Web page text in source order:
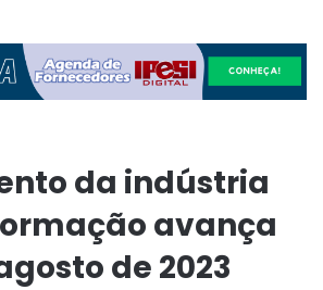
da indústria
avança
de 2023